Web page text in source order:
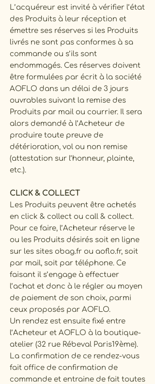
L’acquéreur est invité à vérifier l’état
des Produits à leur réception et
émettre ses réserves si les Produits
livrés ne sont pas conformes à sa
commande ou s’ils sont
endommagés. Ces réserves doivent
être formulées par écrit à la société
AOFLO dans un délai de 3 jours
ouvrables suivant la remise des
Produits par mail ou courrier. Il sera
alors demandé à l’Acheteur de
produire toute preuve de
détérioration, vol ou non remise
(attestation sur l’honneur, plainte,
etc.).
CLICK & COLLECT
Les Produits peuvent être achetés
en click & collect ou call & collect.
Pour ce faire, l’Acheteur réserve le
ou les Produits désirés soit en ligne
sur les sites obag.fr ou aoflo.fr, soit
par mail, soit par téléphone. Ce
faisant il s’engage à effectuer
l’achat et donc à le régler au moyen
de paiement de son choix, parmi
ceux proposés par AOFLO.
Un rendez est ensuite fixé entre
l’Acheteur et AOFLO à la boutique-
atelier (32 rue Rébeval Paris19ème).
La confirmation de ce rendez-vous
fait office de confirmation de
commande et entraine de fait toutes